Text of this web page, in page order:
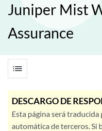
Juniper Mist
Assurance
list
DESCARGO DE
Esta página será
automática de terceros. Si